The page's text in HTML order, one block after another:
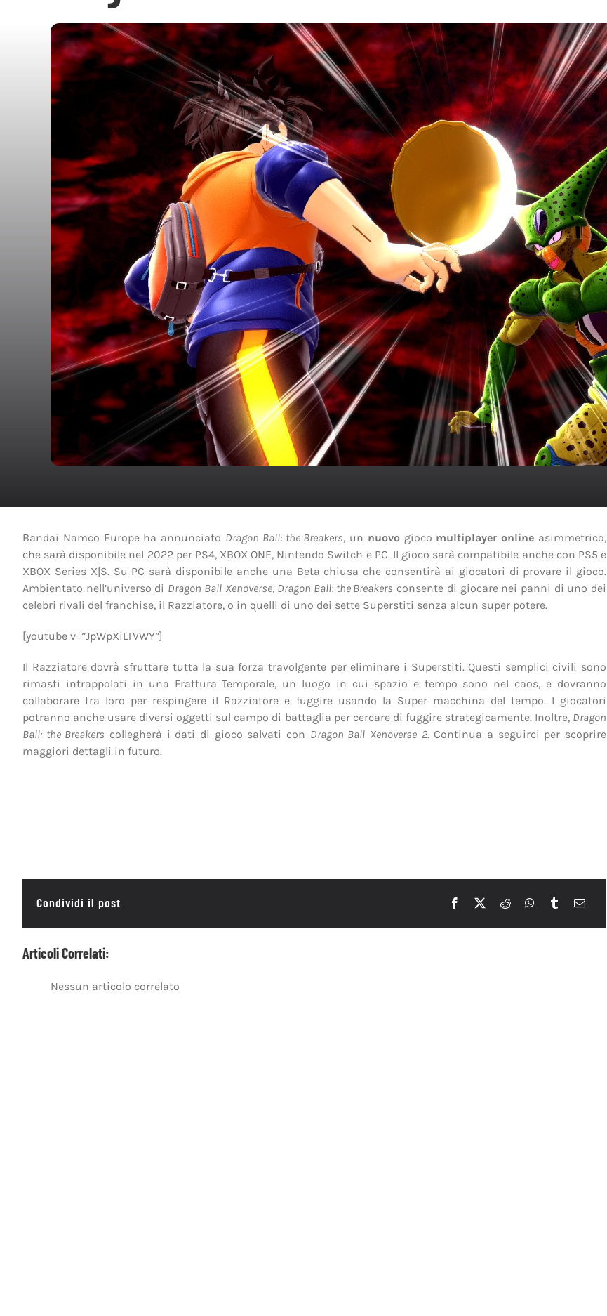
Bandai Namco Europe ha annunciato Dragon Ball: the Breakers, un nuovogioco multiplayer online asimmetrico,
che sarà disponibile nel 2022 per PS4, XBOX ONE, Nintendo Switch e PC. Il gioco sarà compatibile anche con PS5 e
XBOX Series X|S. Su PC sarà disponibile anche una Beta chiusa che consentirà ai giocatori di provare il gioco.
Ambientato nell’universo di Dragon Ball Xenoverse, Dragon Ball: the Breakers consente di giocare nei panni di uno dei
celebri rivali del franchise, il Razziatore, o in quelli di uno dei sette Superstiti senza alcun super potere.
[youtube v=”JpWpXiLTVWY”]
Il Razziatore dovrà sfruttare tutta la sua forza travolgente per eliminare i Superstiti. Questi semplici civili sono
rimasti intrappolati in una Frattura Temporale, un luogo in cui spazio e tempo sono nel caos, e dovranno
collaborare tra loro per respingere il Razziatore e fuggire usando la Super macchina del tempo. I giocatori
potranno anche usare diversi oggetti sul campo di battaglia per cercare di fuggire strategicamente. Inoltre, Dragon
Ball: the Breakers collegherà i dati di gioco salvati con Dragon Ball Xenoverse 2. Continua a seguirci per scoprire
maggiori dettagli in futuro.
Condividi il post
Articoli Correlati:
Nessun articolo correlato